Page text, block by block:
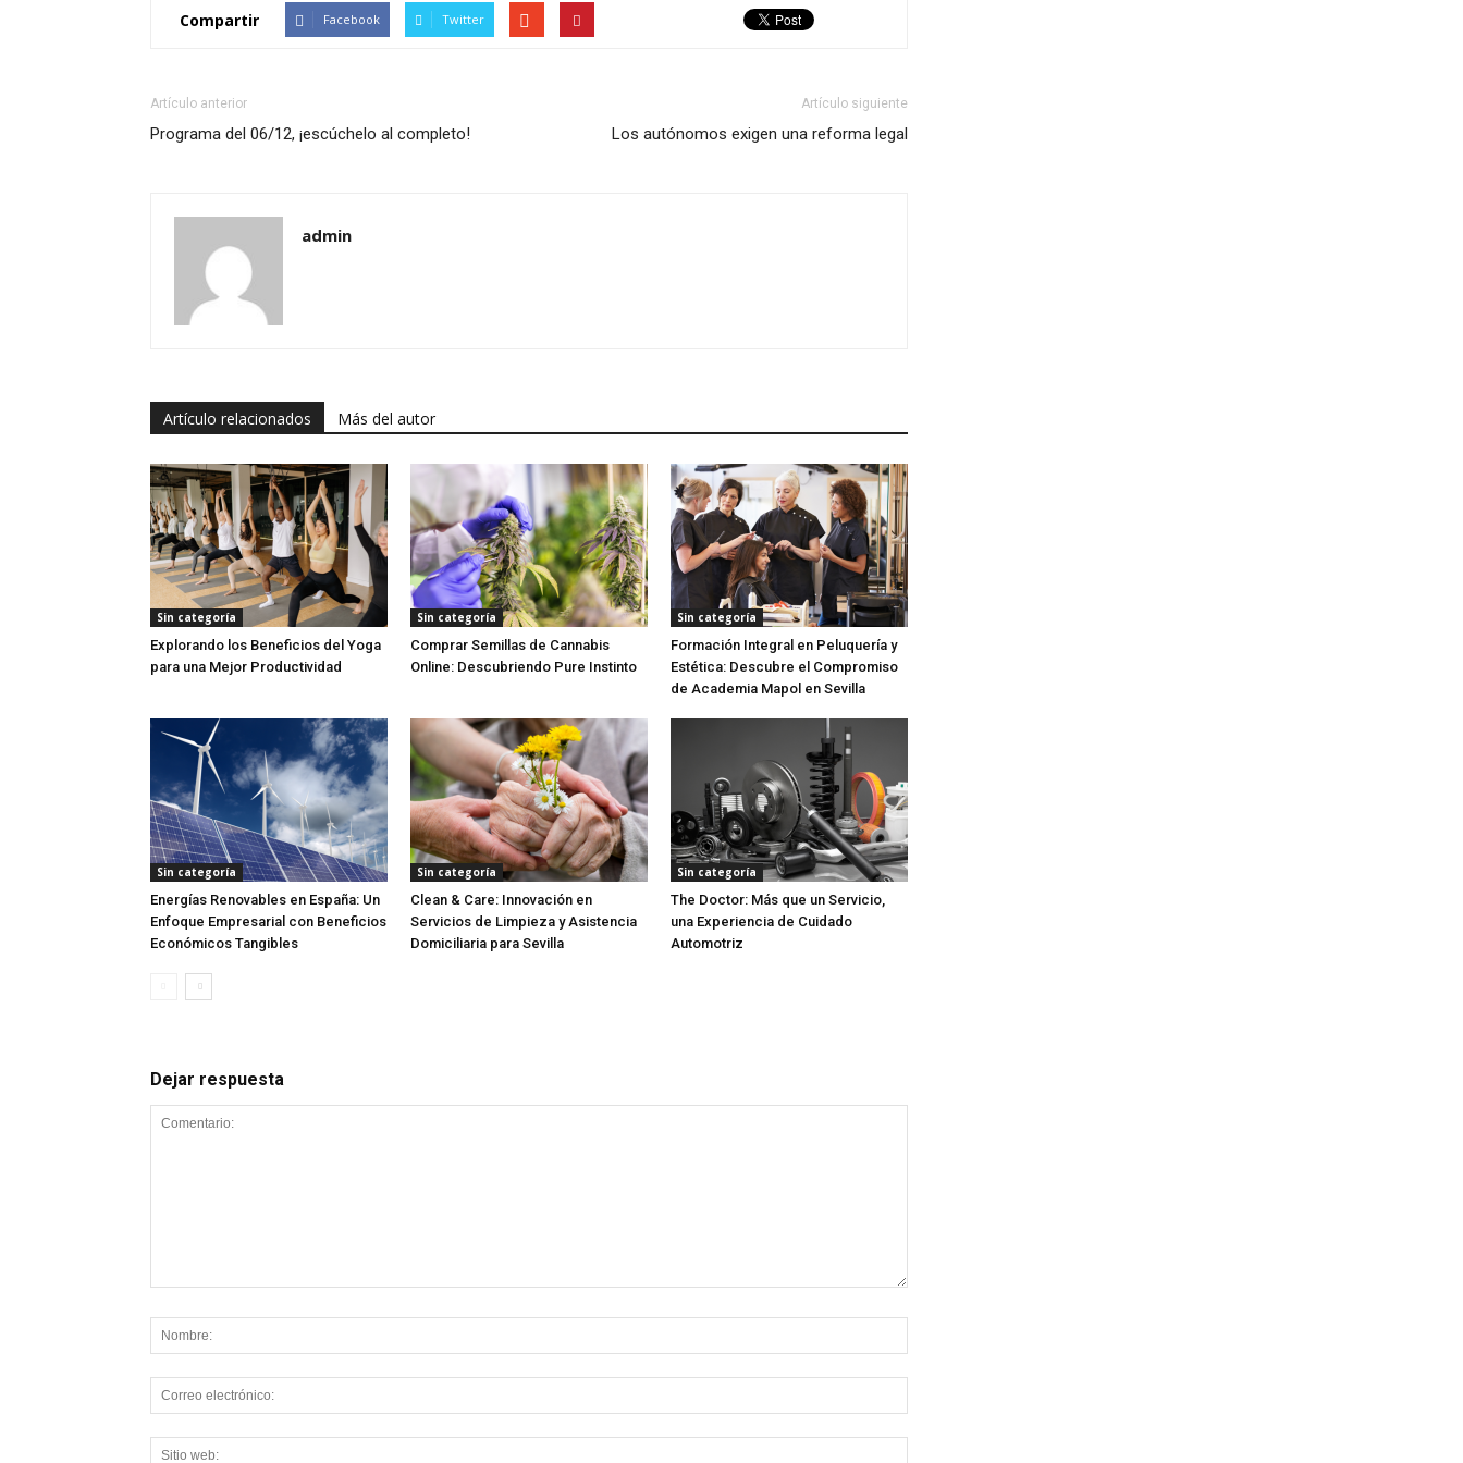
Compartir Facebook Twitter
Artículo anterior
Programa del 06/12, ¡escúchelo al completo!
Artículo siguiente
Los autónomos exigen una reforma legal
admin
Artículo relacionados Más del autor
Sin categoría
Explorando los Beneficios del Yoga
para una Mejor Productividad
Sin categoría
Comprar Semillas de Cannabis
Online: Descubriendo Pure Instinto
Sin categoría
Formación Integral en Peluquería y
Estética: Descubre el Compromiso
de Academia Mapol en Sevilla
Sin categoría
Energías Renovables en España: Un
Enfoque Empresarial con Beneficios
Económicos Tangibles
Sin categoría
Clean & Care: Innovación en
Servicios de Limpieza y Asistencia
Domiciliaria para Sevilla
Sin categoría
The Doctor: Más que un Servicio,
una Experiencia de Cuidado
Automotriz
Dejar respuesta